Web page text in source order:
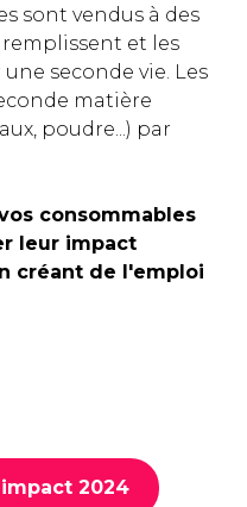
sont vendus à des
et les
seconde vie. Les
matière
poudre...) par
consommables
leur impact
créant de l'emploi
2024